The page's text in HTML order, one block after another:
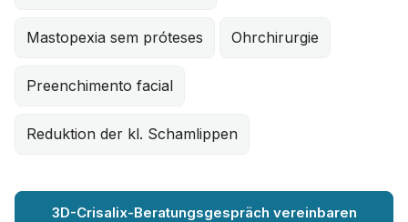
Mastopexia sem próteses Ohrchirurgie
Preenchimento facial
Reduktion der kl. Schamlippen
3D-Crisalix-Beratungsgespräch vereinbaren